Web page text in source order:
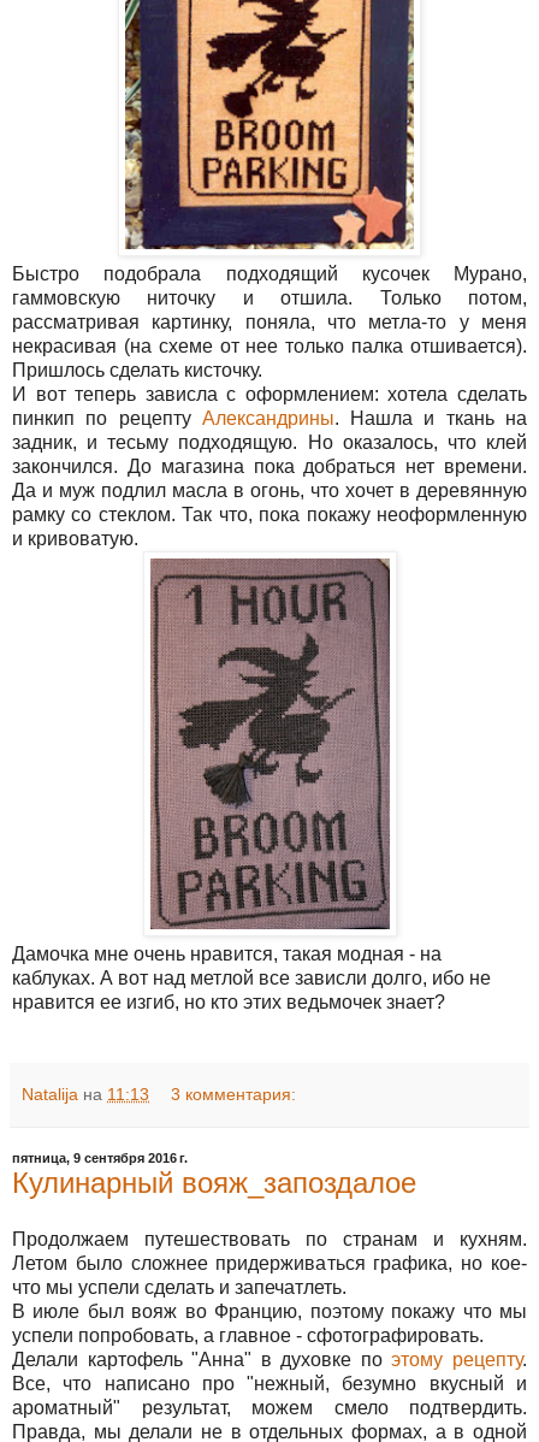
Быстро подобрала подходящий кусочек Мурано,
гаммовскую ниточку и отшила. Только потом,
рассматривая картинку, поняла, что метла-то у меня
некрасивая (на схеме от нее только палка отшивается).
Пришлось сделать кисточку.
И вот теперь зависла с оформлением: хотела сделать
пинкип по рецепту Александрины. Нашла и ткань на
задник, и тесьму подходящую. Но оказалось, что клей
закончился. До магазина пока добраться нет времени.
Да и муж подлил масла в огонь, что хочет в деревянную
рамку со стеклом. Так что, пока покажу неоформленную
и кривоватую.
Дамочка мне очень нравится, такая модная - на
каблуках. А вот над метлой все зависли долго, ибо не
нравится ее изгиб, но кто этих ведьмочек знает?
Natalija на 11:13 3 комментария:
пятница, 9 сентября 2016 г.
Кулинарный вояж_запоздалое
Продолжаем путешествовать по странам и кухням.
Летом было сложнее придерживаться графика, но кое-
что мы успели сделать и запечатлеть.
В июле был вояж во Францию, поэтому покажу что мы
успели попробовать, а главное - сфотографировать.
Делали картофель "Анна" в духовке поэтому рецепту.
Все, что написано про "нежный, безумно вкусный и
ароматный" результат, можем смело подтвердить.
Правда, мы делали не в отдельных формах, а в одной